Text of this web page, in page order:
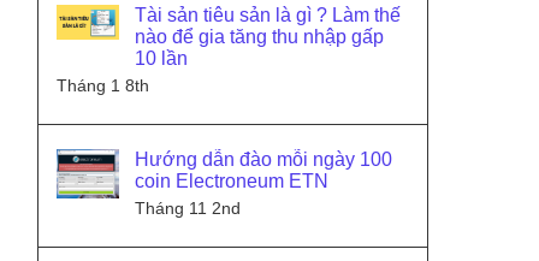
Tài sản tiêu sản là gì ? Làm thế
nào để gia tăng thu nhập gấp
10 lần
Tháng 1 8th
Hướng dẫn đào mỗi ngày 100
coin Electroneum ETN
Tháng 11 2nd